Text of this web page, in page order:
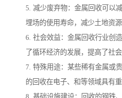
5. 减少废弃物：金属回收可以
埋场的使用寿命，减少土地资源
6. 社会效益：金属回收行业创
了循环经济的发展，提高了社
7. 特殊用途：某些稀有金属或
的回收在电子、和等领域具有重